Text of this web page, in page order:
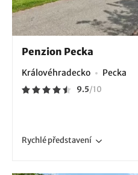
Penzion Pecka
Královéhradecko Pecka
9.5/10
Rychlépředstavení